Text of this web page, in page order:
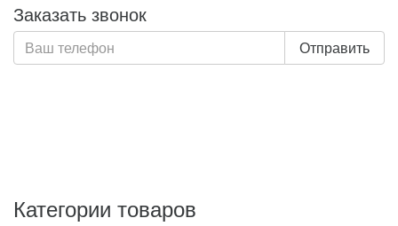
Заказать звонок
Отправить
Категории товаров